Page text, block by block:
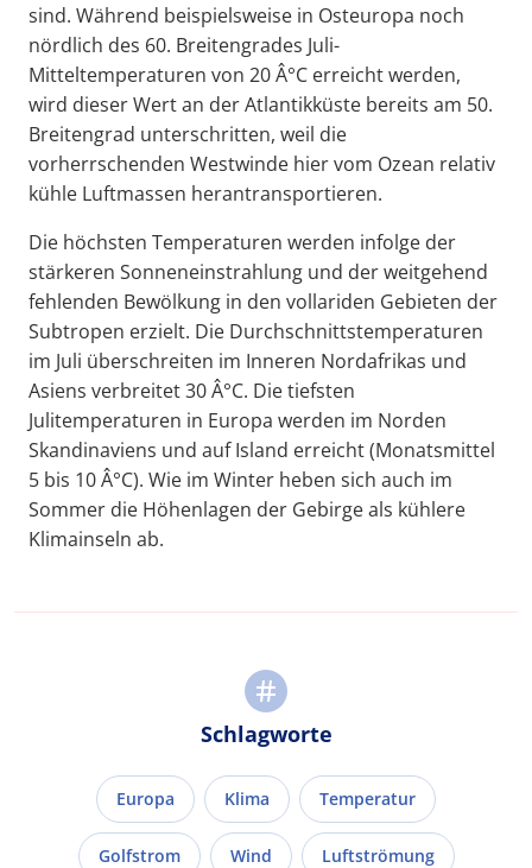
sind. Während beispielsweise in Osteuropa noch
nördlich des 60. Breitengrades Juli-
Mitteltemperaturen von 20 Â°C erreicht werden,
wird dieser Wert an der Atlantikküste bereits am 50.
Breitengrad unterschritten, weil die
vorherrschenden Westwinde hier vom Ozean relativ
kühle Luftmassen herantransportieren.
Die höchsten Temperaturen werden infolge der
stärkeren Sonneneinstrahlung und der weitgehend
fehlenden Bewölkung in den vollariden Gebieten der
Subtropen erzielt. Die Durchschnittstemperaturen
im Juli überschreiten im Inneren Nordafrikas und
Asiens verbreitet 30 Â°C. Die tiefsten
Julitemperaturen in Europa werden im Norden
Skandinaviens und auf Island erreicht (Monatsmittel
5 bis 10 Â°C). Wie im Winter heben sich auch im
Sommer die Höhenlagen der Gebirge als kühlere
Klimainseln ab.
Schlagworte
Europa Klima Temperatur
Golfstrom Wind Luftströmung